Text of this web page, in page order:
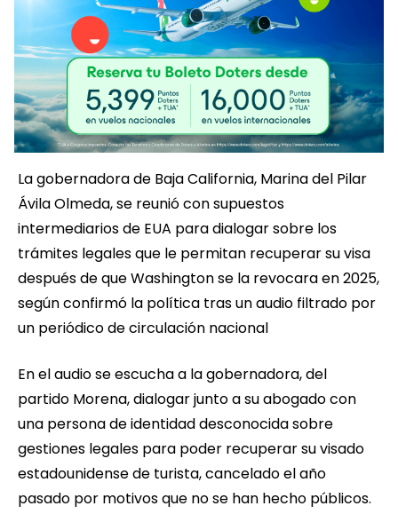
La gobernadora de Baja California, Marina del Pilar
Ávila Olmeda, se reunió con supuestos
intermediarios de EUA para dialogar sobre los
trámites legales que le permitan recuperar su visa
después de que Washington se la revocara en 2025,
según confirmó la política tras un audio filtrado por
un periódico de circulación nacional
En el audio se escucha a la gobernadora, del
partido Morena, dialogar junto a su abogado con
una persona de identidad desconocida sobre
gestiones legales para poder recuperar su visado
estadounidense de turista, cancelado el año
pasado por motivos que no se han hecho públicos.